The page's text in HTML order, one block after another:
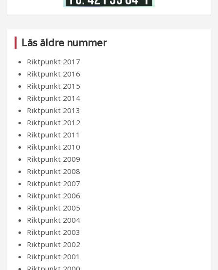
Läs äldre nummer
Riktpunkt 2017
Riktpunkt 2016
Riktpunkt 2015
Riktpunkt 2014
Riktpunkt 2013
Riktpunkt 2012
Riktpunkt 2011
Riktpunkt 2010
Riktpunkt 2009
Riktpunkt 2008
Riktpunkt 2007
Riktpunkt 2006
Riktpunkt 2005
Riktpunkt 2004
Riktpunkt 2003
Riktpunkt 2002
Riktpunkt 2001